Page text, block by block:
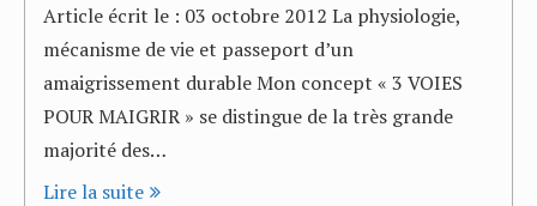
Article écrit le : 03 octobre 2012 La physiologie,
mécanisme de vie et passeport d’un
amaigrissement durable Mon concept « 3 VOIES
POUR MAIGRIR » se distingue de la très grande
majorité des…
Lire la suite